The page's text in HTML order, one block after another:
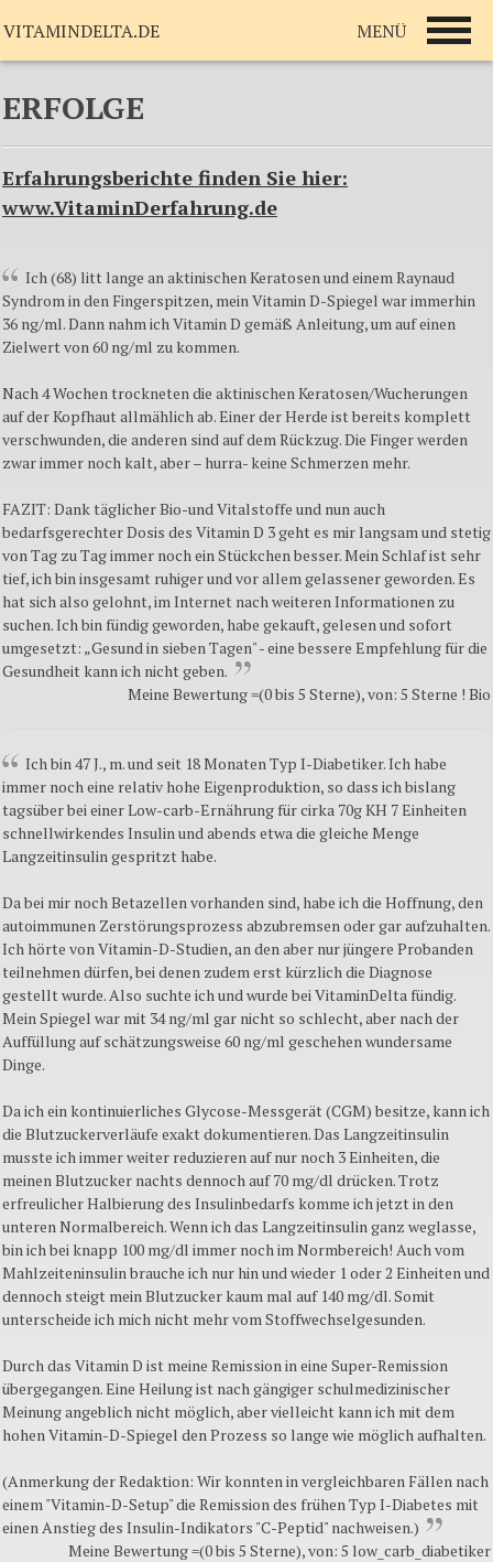
ERFOLGE
Erfahrungsberichte finden Sie hier:
www.VitaminDerfahrung.de
Ich (68) litt lange an aktinischen Keratosen und einem Raynaud
Syndrom in den Fingerspitzen, mein Vitamin D-Spiegel war immerhin
36 ng/ml. Dann nahm ich Vitamin D gemäß Anleitung, um auf einen
Zielwert von 60 ng/ml zu kommen.
Nach 4 Wochen trockneten die aktinischen Keratosen/Wucherungen
auf der Kopfhaut allmählich ab. Einer der Herde ist bereits komplett
verschwunden, die anderen sind auf dem Rückzug. Die Finger werden
zwar immer noch kalt, aber – hurra- keine Schmerzen mehr.
FAZIT: Dank täglicher Bio-und Vitalstoffe und nun auch
bedarfsgerechter Dosis des Vitamin D 3 geht es mir langsam und stetig
von Tag zu Tag immer noch ein Stückchen besser. Mein Schlaf ist sehr
tief, ich bin insgesamt ruhiger und vor allem gelassener geworden. Es
hat sich also gelohnt, im Internet nach weiteren Informationen zu
suchen. Ich bin fündig geworden, habe gekauft, gelesen und sofort
umgesetzt: „Gesund in sieben Tagen" - eine bessere Empfehlung für die
Gesundheit kann ich nicht geben.
Meine Bewertung =(0 bis 5 Sterne), von: 5 Sterne ! Bio
Ich bin 47 J., m. und seit 18 Monaten Typ I-Diabetiker. Ich habe
immer noch eine relativ hohe Eigenproduktion, so dass ich bislang
tagsüber bei einer Low-carb-Ernährung für cirka 70g KH 7 Einheiten
schnellwirkendes Insulin und abends etwa die gleiche Menge
Langzeitinsulin gespritzt habe.
Da bei mir noch Betazellen vorhanden sind, habe ich die Hoffnung, den
autoimmunen Zerstörungsprozess abzubremsen oder gar aufzuhalten.
Ich hörte von Vitamin-D-Studien, an den aber nur jüngere Probanden
teilnehmen dürfen, bei denen zudem erst kürzlich die Diagnose
gestellt wurde. Also suchte ich und wurde bei VitaminDelta fündig.
Mein Spiegel war mit 34 ng/ml gar nicht so schlecht, aber nach der
Auffüllung auf schätzungsweise 60 ng/ml geschehen wundersame
Dinge.
Da ich ein kontinuierliches Glycose-Messgerät (CGM) besitze, kann ich
die Blutzuckerverläufe exakt dokumentieren. Das Langzeitinsulin
musste ich immer weiter reduzieren auf nur noch 3 Einheiten, die
meinen Blutzucker nachts dennoch auf 70 mg/dl drücken. Trotz
erfreulicher Halbierung des Insulinbedarfs komme ich jetzt in den
unteren Normalbereich. Wenn ich das Langzeitinsulin ganz weglasse,
bin ich bei knapp 100 mg/dl immer noch im Normbereich! Auch vom
Mahlzeiteninsulin brauche ich nur hin und wieder 1 oder 2 Einheiten und
dennoch steigt mein Blutzucker kaum mal auf 140 mg/dl. Somit
unterscheide ich mich nicht mehr vom Stoffwechselgesunden.
Durch das Vitamin D ist meine Remission in eine Super-Remission
übergegangen. Eine Heilung ist nach gängiger schulmedizinischer
Meinung angeblich nicht möglich, aber vielleicht kann ich mit dem
hohen Vitamin-D-Spiegel den Prozess so lange wie möglich aufhalten.
(Anmerkung der Redaktion: Wir konnten in vergleichbaren Fällen nach
einem "Vitamin-D-Setup" die Remission des frühen Typ I-Diabetes mit
einen Anstieg des Insulin-Indikators "C-Peptid" nachweisen.)
Meine Bewertung =(0 bis 5 Sterne), von: 5 low_carb_diabetiker
VITAMINDELTA.DE MENÜ